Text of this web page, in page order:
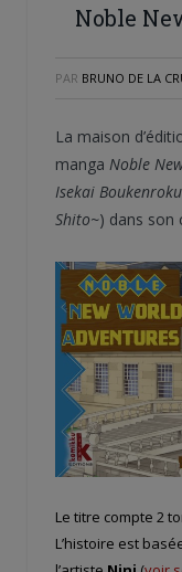
Noble
PAR BRUNO DE LA
La maison
manga Noble
Isekai
Shito~) dans son
Le titre compte 2
L’histoire est